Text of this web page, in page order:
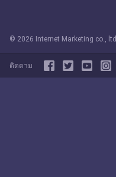
© 2026 Internet Marketing co., ltd
ติดตาม